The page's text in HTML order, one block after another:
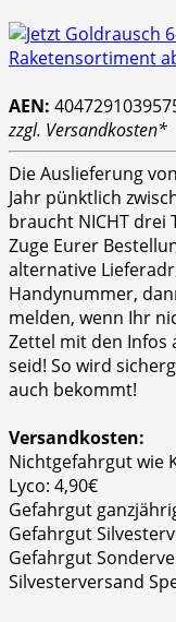
AEN:
zzgl. Versandkosten*
Die Auslieferung
Jahr pünktlich
braucht NICHT drei
Zuge Eurer
alternative
Handynummer,
melden, wenn Ihr
Zettel mit den Infos
seid! So wird
auch bekommt!
Versandkosten:
Nichtgefahrgut wie
Lyco: 4,90€
Gefahrgut
Gefahrgut
Gefahrgut
Silvesterversand